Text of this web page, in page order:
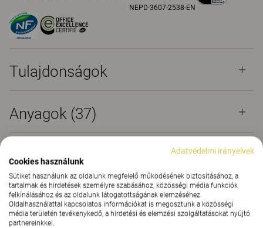
NEPD-3607-2538-EN
Tulajdonságok
Anyagok (37)
Letöltések (
Tanúsítványok (8)
Adatvédelmi irányelvek
Cookies használunk
Sütiket használunk az oldalunk megfelelő működésének biztosításához, a
tartalmak és hirdetések személyre szabásához, közösségi média funkciók
felkínálásához és az oldalunk látogatottságának elemzéséhez.
Oldalhasználattal kapcsolatos információkat is megosztunk a közösségi
média területén tevékenykedő, a hirdetési és elemzési szolgáltatásokat nyújtó
partnereinkkel.